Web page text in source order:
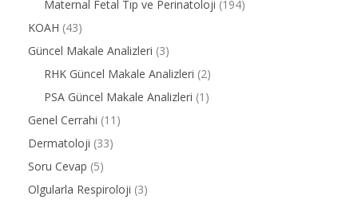
Maternal Fetal Tıp ve Perinatoloji (194)
KOAH (43)
Güncel Makale Analizleri (3)
RHK Güncel Makale Analizleri (2)
PSA Güncel Makale Analizleri (1)
Genel Cerrahi (11)
Dermatoloji (33)
Soru Cevap (5)
Olgularla Respiroloji (3)